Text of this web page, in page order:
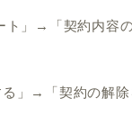
ト」→「契約内容
」→「契約の解除